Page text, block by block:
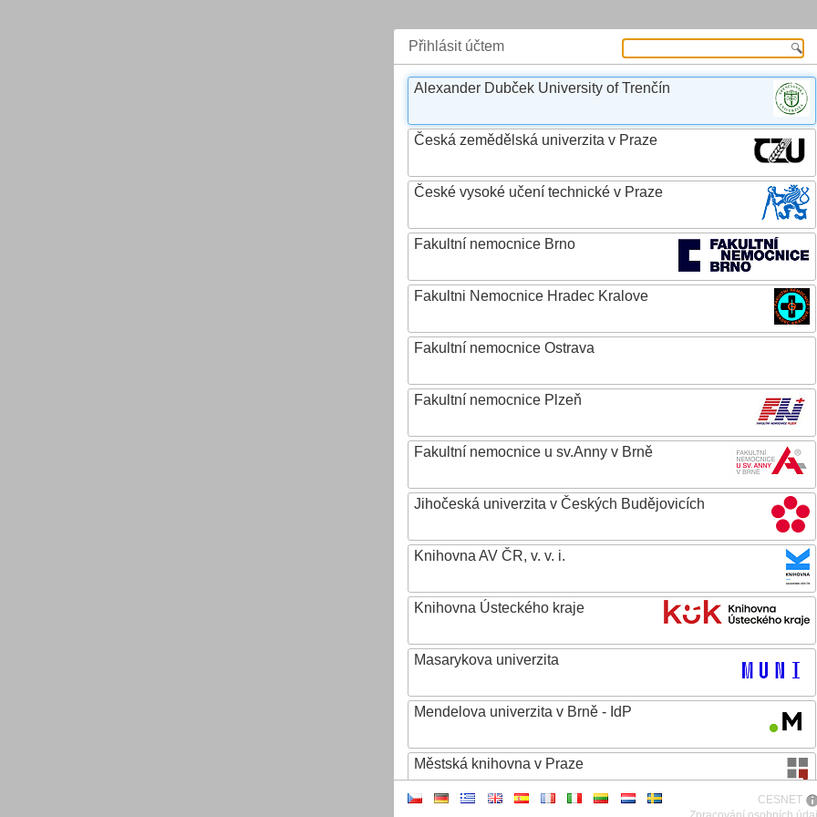
Přihlásit účtem
Alexander Dubček University of Trenčín
Česká zemědělská univerzita v Praze
České vysoké učení technické v Praze
Fakultní nemocnice Brno
Fakultni Nemocnice Hradec Kralove
Fakultní nemocnice Ostrava
Fakultní nemocnice Plzeň
Fakultní nemocnice u sv.Anny v Brně
Jihočeská univerzita v Českých Budějovicích
Knihovna AV ČR, v. v. i.
Knihovna Ústeckého kraje
Masarykova univerzita
Mendelova univerzita v Brně - IdP
Městská knihovna v Praze
CESNET